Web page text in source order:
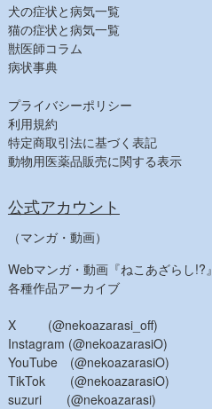
犬の症状と病気一覧
猫の症状と病気一覧
獣医師コラム
病状事典
プライバシーポリシー
利用規約
特定商取引法に基づく表記
動物用医薬品販売に関する表示
公式アカウント
（マンガ・動画）
Webマンガ・動画『ねこあざらし!?』
各種作品アーカイブ
X (@nekoazarasi_off)
Instagram (@nekoazarasiO)
YouTube (@nekoazarasiO)
TikTok (@nekoazarasiO)
suzuri (@nekoazarasi)